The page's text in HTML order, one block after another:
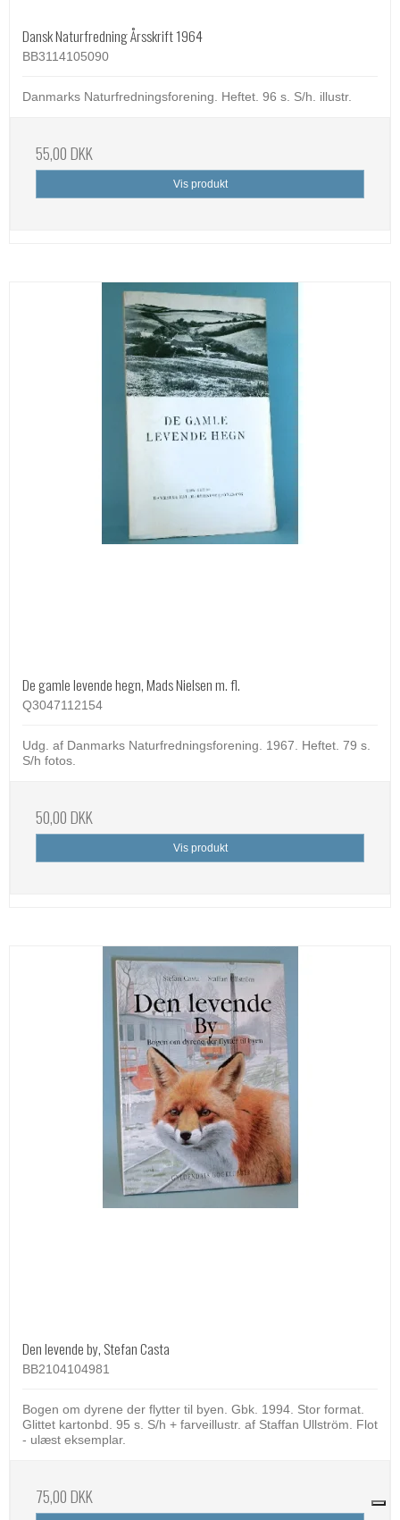
Dansk Naturfredning Årsskrift 1964
BB3114105090
Danmarks Naturfredningsforening. Heftet. 96 s. S/h. illustr.
55,00 DKK
Vis produkt
De gamle levende hegn, Mads Nielsen m. fl.
Q3047112154
Udg. af Danmarks Naturfredningsforening. 1967. Heftet. 79 s.
S/h fotos.
50,00 DKK
Vis produkt
Den levende by, Stefan Casta
BB2104104981
Bogen om dyrene der flytter til byen. Gbk. 1994. Stor format.
Glittet kartonbd. 95 s. S/h + farveillustr. af Staffan Ullström. Flot
- ulæst eksemplar.
75,00 DKK